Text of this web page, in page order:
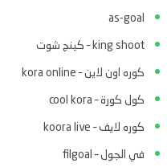
as-goal
king shoot – كينج شوت
كوره اون لاين – kora online
كول كورة – cool kora
كوره لايف – koora live
في الجول – filgoal